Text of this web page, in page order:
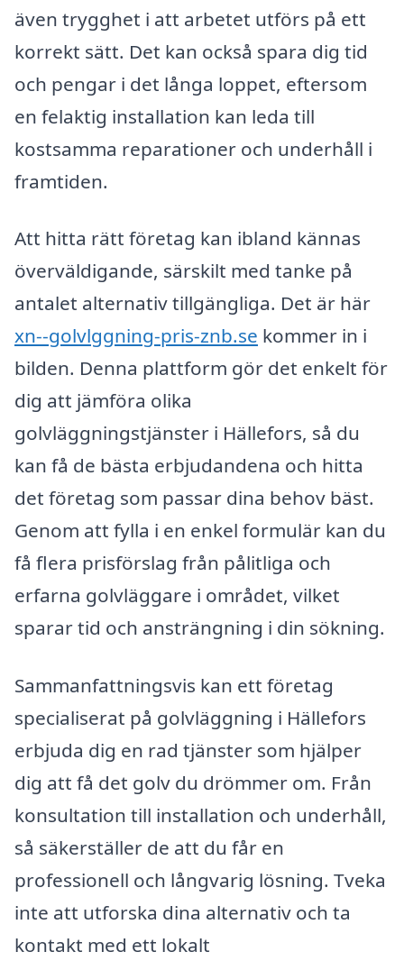
även trygghet i att arbetet utförs på ett
korrekt sätt. Det kan också spara dig tid
och pengar i det långa loppet, eftersom
en felaktig installation kan leda till
kostsamma reparationer och underhåll i
framtiden.
Att hitta rätt företag kan ibland kännas
överväldigande, särskilt med tanke på
antalet alternativ tillgängliga. Det är här
xn--golvlggning-pris-znb.se kommer in i
bilden. Denna plattform gör det enkelt för
dig att jämföra olika
golvläggningstjänster i Hällefors, så du
kan få de bästa erbjudandena och hitta
det företag som passar dina behov bäst.
Genom att fylla i en enkel formulär kan du
få flera prisförslag från pålitliga och
erfarna golvläggare i området, vilket
sparar tid och ansträngning i din sökning.
Sammanfattningsvis kan ett företag
specialiserat på golvläggning i Hällefors
erbjuda dig en rad tjänster som hjälper
dig att få det golv du drömmer om. Från
konsultation till installation och underhåll,
så säkerställer de att du får en
professionell och långvarig lösning. Tveka
inte att utforska dina alternativ och ta
kontakt med ett lokalt